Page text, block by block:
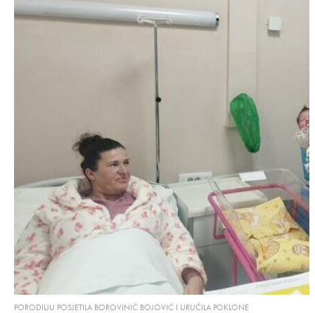
PORODILJU POSJETILA BOROVINIĆ BOJOVIĆ I URUČILA POKLONE